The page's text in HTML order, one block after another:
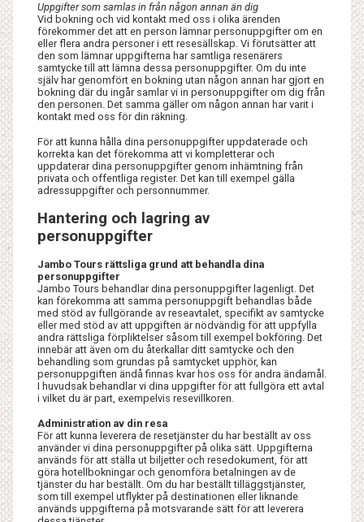
Uppgifter som samlas in från någon annan än dig
Vid bokning och vid kontakt med oss i olika ärenden
förekommer det att en person lämnar personuppgifter om en
eller flera andra personer i ett resesällskap. Vi förutsätter att
den som lämnar uppgifterna har samtliga resenärers
samtycke till att lämna dessa personuppgifter. Om du inte
själv har genomfört en bokning utan någon annan har gjort en
bokning där du ingår samlar vi in personuppgifter om dig från
den personen. Det samma gäller om någon annan har varit i
kontakt med oss för din räkning.
För att kunna hålla dina personuppgifter uppdaterade och
korrekta kan det förekomma att vi kompletterar och
uppdaterar dina personuppgifter genom inhämtning från
privata och offentliga register. Det kan till exempel gälla
adressuppgifter och personnummer.
Hantering och lagring av
personuppgifter
Jambo Tours rättsliga grund att behandla dina
personuppgifter
Jambo Tours behandlar dina personuppgifter lagenligt. Det
kan förekomma att samma personuppgift behandlas både
med stöd av fullgörande av reseavtalet, specifikt av samtycke
eller med stöd av att uppgiften är nödvändig för att uppfylla
andra rättsliga förpliktelser såsom till exempel bokföring. Det
innebär att även om du återkallar ditt samtycke och den
behandling som grundas på samtycket upphör, kan
personuppgiften ändå finnas kvar hos oss för andra ändamål.
I huvudsak behandlar vi dina uppgifter för att fullgöra ett avtal
i vilket du är part, exempelvis resevillkoren.
Administration av din resa
För att kunna leverera de resetjänster du har beställt av oss
använder vi dina personuppgifter på olika sätt. Uppgifterna
används för att ställa ut biljetter och resedokument, för att
göra hotellbokningar och genomföra betalningen av de
tjänster du har beställt. Om du har beställt tilläggstjänster,
som till exempel utflykter på destinationen eller liknande
används uppgifterna på motsvarande sätt för att leverera